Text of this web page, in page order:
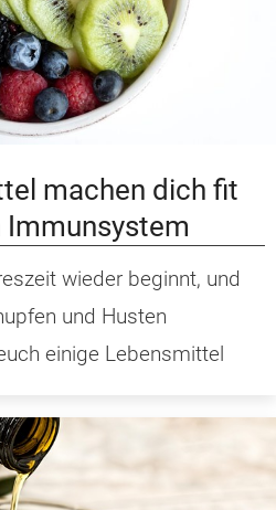
machen dich fit
wieder beginnt, und
und Husten
einige Lebensmittel